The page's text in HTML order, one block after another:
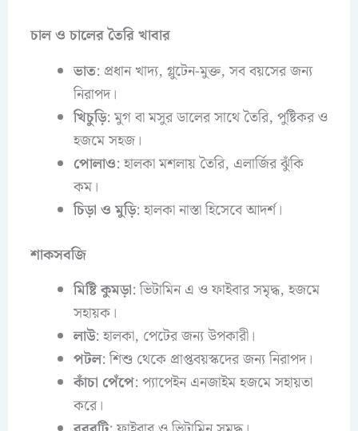
চাল ও চালের তৈরি খাবার
ভাত: প্রধান খাদ্য, গ্লুটেন-মুক্ত, সব বয়সের জন্য
নিরাপদ।
খিচুড়ি: মুগ বা মসুর ডালের সাথে তৈরি, পুষ্টিকর ও
হজমে সহজ।
পোলাও: হালকা মশলায় তৈরি, এলার্জির ঝুঁকি
কম।
চিড়া ও মুড়ি: হালকা নাস্তা হিসেবে আদর্শ।
শাকসবজি
মিষ্টি কুমড়া: ভিটামিন এ ও ফাইবার সমৃদ্ধ, হজমে
সহায়ক।
লাউ: হালকা, পেটের জন্য উপকারী।
পটল: শিশু থেকে প্রাপ্তবয়স্কদের জন্য নিরাপদ।
কাঁচা পেঁপে: প্যাপেইন এনজাইম হজমে সহায়তা
করে।